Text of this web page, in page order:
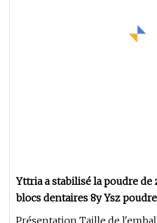
Yttria a stabilisé la poudre de
blocs dentaires 8y Ysz
Présentation Taille de